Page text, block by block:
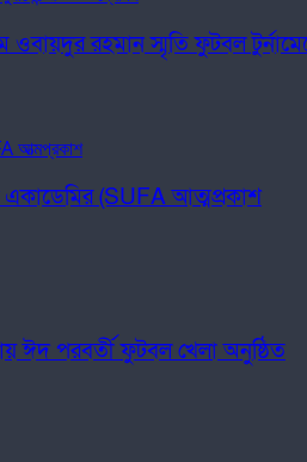
রহমান স্মৃতি ফুটবল
(SUFA আত্মপ্রকাশ
ঈদ পরবর্তী ফুটবল খেলা অনুষ্ঠিত